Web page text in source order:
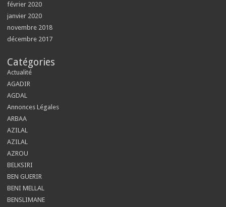
février 2020
janvier 2020
novembre 2018
décembre 2017
Catégories
Actualité
AGADIR
AGDAL
Annonces Légales
ARBAA
AZILAL
AZILAL
AZROU
BELKSIRI
BEN GUERIR
BENI MELLAL
BENSLIMANE